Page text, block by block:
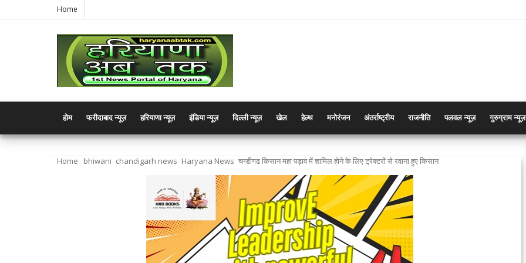
Home
होम फरीदाबाद न्यूज़ हरियाणा न्यूज़ इंडिया न्यूज़ दिल्ली न्यूज़ खेल हेल्थ मनोरंजन अंतर्राष्ट्रीय राजनीति पलवल न्यूज़ गुरुग्राम न्यूज़
Home bhiwani chandigarh news Haryana News चन्डीगढ किसान महा पड़ाव में शामिल होने के लिए ट्रेक्टरों से रवाना हुए किसान